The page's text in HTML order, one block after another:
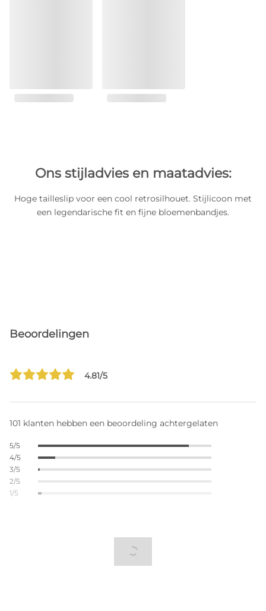
Ons stijladvies en maatadvies:
Hoge tailleslip voor een cool retrosilhouet. Stijlicoon met
een legendarische fit en fijne bloemenbandjes.
Beoordelingen
4.81/5
101 klanten hebben een beoordeling achtergelaten
5/5
4/5
3/5
2/5
1/5